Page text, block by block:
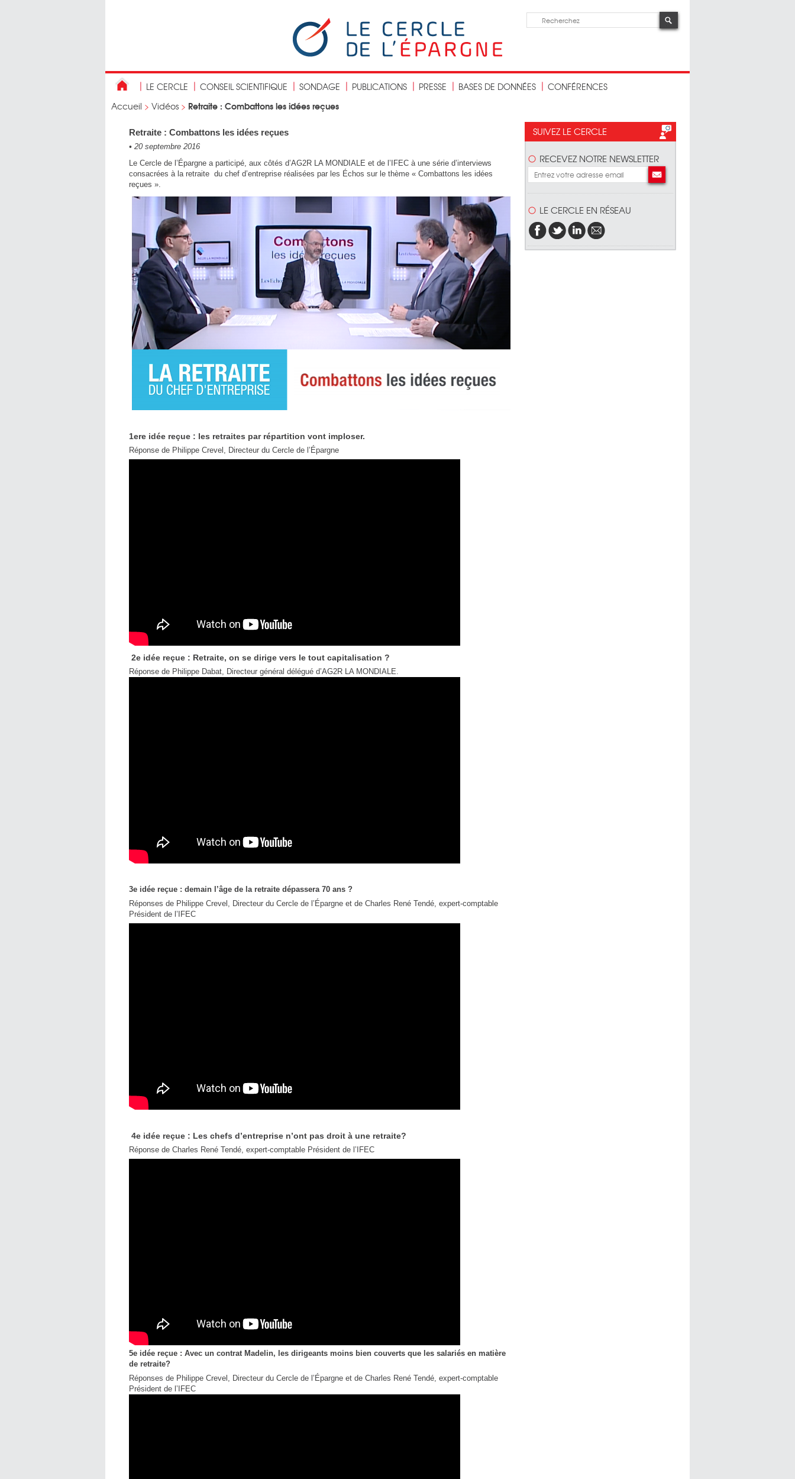
LE CERCLE CONSEIL SCIENTIFIQUE SONDAGE PUBLICATIONS PRESSE BASES DE DONNÉES
CONFÉRENCES
Accueil > Vidéos > Retraite : Combattons les idées reçues
Retraite : Combattons les idées reçues
• 20 septembre 2016
Le Cercle de l’Épargne a participé, aux côtés d’AG2R LA MONDIALE et de l’IFEC à une série d’interviews
consacrées à la retraite du chef d’entreprise réalisées par les Échos sur le thème « Combattons les idées
reçues ».
1ere idée reçue : les retraites par répartition vont imploser.
Réponse de Philippe Crevel, Directeur du Cercle de l’Épargne
2e idée reçue : Retraite, on se dirige vers le tout capitalisation ?
Réponse de Philippe Dabat, Directeur général délégué d’AG2R LA MONDIALE.
3e idée reçue : demain l’âge de la retraite dépassera 70 ans ?
Réponses de Philippe Crevel, Directeur du Cercle de l’Épargne et de Charles René Tendé, expert-comptable
Président de l’IFEC
4e idée reçue : Les chefs d’entreprise n’ont pas droit à une retraite?
Réponse de Charles René Tendé, expert-comptable Président de l’IFEC
5e idée reçue : Avec un contrat Madelin, les dirigeants moins bien couverts que les salariés en matière
de retraite?
Réponses de Philippe Crevel, Directeur du Cercle de l’Épargne et de Charles René Tendé, expert-comptable
Président de l’IFEC
SUIVEZ LE CERCLE
RECEVEZ NOTRE NEWSLETTER
LE CERCLE EN RÉSEAU